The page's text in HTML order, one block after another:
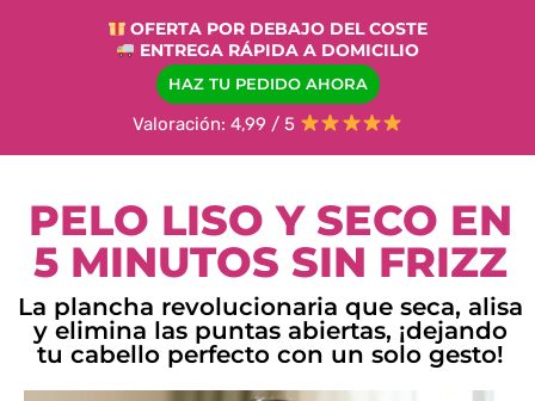
OFERTA POR DEBAJO DEL COSTE
ENTREGA RÁPIDA A DOMICILIO
HAZ TU PEDIDO AHORA
Valoración: 4,99 / 5
PELO LISO Y SECO EN
5 MINUTOS SIN FRIZZ
La plancha revolucionaria que seca, alisa
y elimina las puntas abiertas, ¡dejando
tu cabello perfecto con un solo gesto!